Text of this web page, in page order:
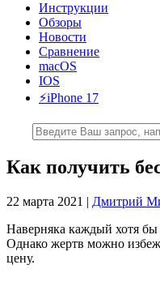
Инструкции
Обзоры
Новости
Сравнение
macOS
IOS
⚡️iPhone 17
Как получить
22 марта 2021 | Дмитрий
Наверняка каждый хотя бы
Однако жертв можно
цену.